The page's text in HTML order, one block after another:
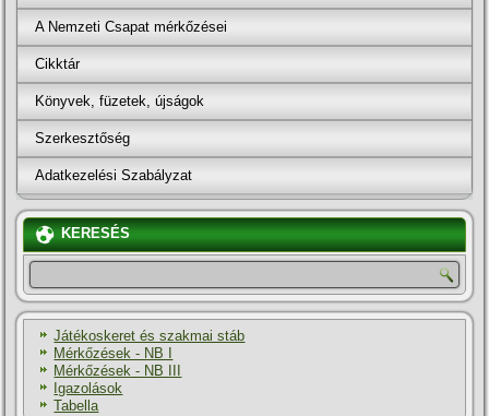
A Nemzeti Csapat mérkőzései
Cikktár
Könyvek, füzetek, újságok
Szerkesztőség
Adatkezelési Szabályzat
KERESÉS
Játékoskeret és szakmai stáb
Mérkőzések - NB I
Mérkőzések - NB III
Igazolások
Tabella